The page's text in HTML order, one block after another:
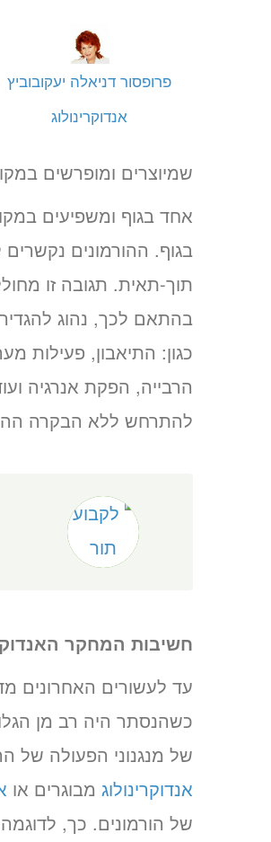
פרופסור דניאלה יעקובוביץ
אנדוקרינולוג
שמיוצרים ומופרשים
אחד בגוף ומשפיעים
בגוף. ההורמונים
תוך-תאית. תגובה זו
בהתאם לכך, נהוג
כגון: התיאבון, פעילות
הרבייה, הפקת אנרגיה
להתרחש ללא הבקרה
חשיבות המחקר
עד לעשורים האחרונים
כשהנסתר היה רב מן
של מנגנוני הפעולה
אנדוקרינולוג מבוגרים או
של הורמונים. כך,